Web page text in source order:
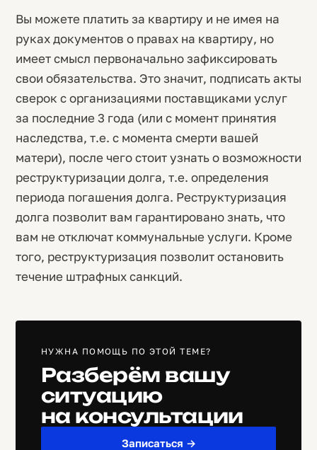
Вы можете платить за квартиру и не имея на
руках документов о правах на квартиру, но
имеет смысл первоначально зафиксировать
свои обязательства. Это значит, подписать акты
сверок с организациями поставщиками услуг
за последние 3 года (или с момент принятия
наследства, т.е. с момента смерти вашей
матери), после чего стоит узнать о возможности
реструктуризации долга, т.е. определения
периода погашения долга. Реструктуризация
долга позволит вам гарантировано знать, что
вам не отключат коммунальные услуги. Кроме
того, реструктуризация позволит остановить
течение штрафных санкций.
НУЖНА ПОМОЩЬ ПО ЭТОЙ ТЕМЕ?
Разберём вашу
ситуацию
на консультации
Записаться →